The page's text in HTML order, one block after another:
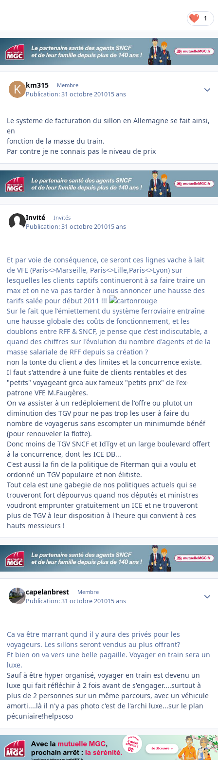
1
km315 Membre
Publication:31 octobre 201015 ans
Le systeme de facturation du sillon en Allemagne se fait ainsi,
en
fonction de la masse du train.
Par contre je ne connais pas le niveau de prix
Invité Invités
Publication:31 octobre 201015 ans
Et par voie de conséquence, ce seront ces lignes vache à lait
de VFE (Paris<>Marseille, Paris<>Lille,Paris<>Lyon) sur
lesquelles les clients captifs continueront à sa faire traire un
max et on ne va pas tarder à nous annoncer une hausse des
tarifs salée pour début 2011 !!!
Sur le fait que l'émiettement du système ferroviaire entraîne
une hausse globale des coûts de fonctionnement, et les
doublons entre RFF & SNCF, je pense que c'est indiscutable, a
quand des chiffres sur l'évolution du nombre d'agents et de la
masse salariale de RFF depuis sa création ?
non la tonte du client a des limites et la concurrence existe.
Il faut s'attendre à une fuite de clients rentables et des
"petits" voyageant grca aux fameux "petits prix" de l'ex-
patrone VFE M.Faugères.
On va assister à un redéploiement de l'offre ou plutot un
diminution des TGV pour ne pas trop les user à faire du
nombre de voyagerus sans escompter un minimumde bénéf
(pour renouveler la flotte).
Donc moins de TGV SNCF et IdTgv et un large boulevard offert
à la concurrence, dont les ICE DB...
C'est aussi la fin de la politique de Fiterman qui a voulu et
ordonné un TGV populaire et non élitiste.
Tout cela est une gabegie de nos politiques actuels qui se
trouveront fort dépourvus quand nos députés et ministres
voudront emprunter gratuitement un ICE et ne trouveront
plus de TGV à leur disposition à l'heure qui convient à ces
hauts messieurs !
capelanbrest Membre
Publication:31 octobre 201015 ans
Ca va être marrant qund il y aura des privés pour les
voyageurs. Les sillons seront vendus au plus offrant?
Et bien on va vers une belle pagaille. Voyager en train sera un
luxe.
Sauf à être hyper organisé, voyager en train est devenu un
luxe qui fait réfléchir à 2 fois avant de s'engager....surtout à
plus de 2 personnes sur un même parcours, avec un véhicule
amorti....là il n'y a pas photo c'est de l'archi luxe...sur le plan
pécuniaire!helpsoso